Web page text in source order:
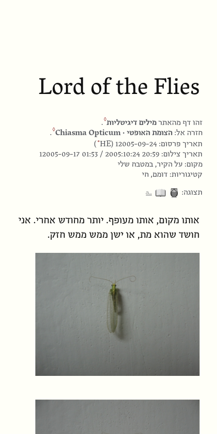
Lord of the Flies
זהו דף מהאתרמילים דיגיטליות .
חזרה אל:הצומת האופטי · Chiasma Opticum
.
תאריך פרסום: 12005-09-24 (
HE
)
תאריך צילום:12005-09-17 01:53 / 2005:10:24 20:59
מקום: על הקיר, במטבח שלי
קטיגוריות: דומם, חי
תצוגה: ⎁
אותו מקום, אותו מעופף. יותר מחודש אחרי. אני
חושד שהוא מת, או ישן ממש ממש חזק.